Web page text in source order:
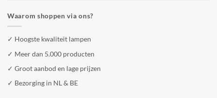
Waarom shoppen via ons?
✓ Hoogste kwaliteit lampen
✓ Meer dan 5.000 producten
✓ Groot aanbod en lage prijzen
✓ Bezorging in NL & BE